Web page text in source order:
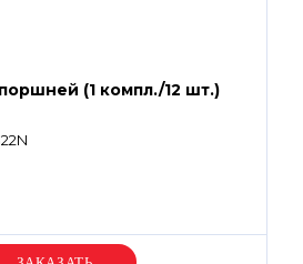
(1 компл./12 шт.)